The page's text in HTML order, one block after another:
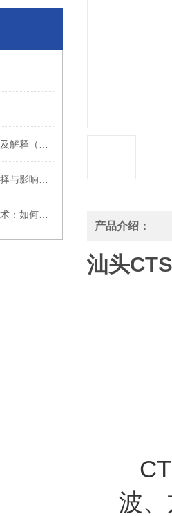
产品介绍：
汕头
波